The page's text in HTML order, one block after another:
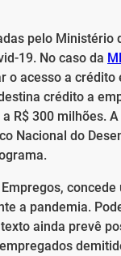
pelo Ministério
19. No caso da
acesso a crédito
crédito a
R$ 300 milhões.
Nacional do
a pandemia.
ainda prevê